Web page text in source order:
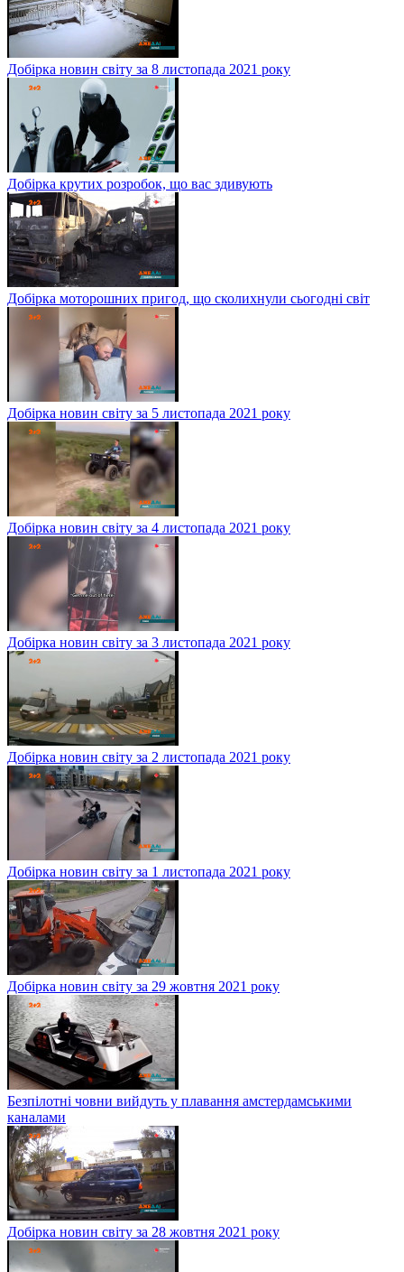
Добірка новин світу за 8 листопада 2021 року
Добірка крутих розробок, що вас здивують
Добірка моторошних пригод, що сколихнули сьогодні світ
Добірка новин світу за 5 листопада 2021 року
Добірка новин світу за 4 листопада 2021 року
Добірка новин світу за 3 листопада 2021 року
Добірка новин світу за 2 листопада 2021 року
Добірка новин світу за 1 листопада 2021 року
Добірка новин світу за 29 жовтня 2021 року
Безпілотні човни вийдуть у плавання амстердамськими
каналами
Добірка новин світу за 28 жовтня 2021 року